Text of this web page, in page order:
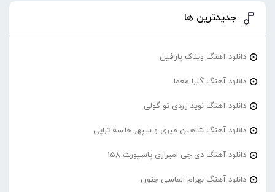
جدیدترین ها
دانلود آهنگ ویناک پارافین
دانلود آهنگ گیرا معما
دانلود آهنگ نوید زردی تو گولی
دانلود آهنگ شاهین میری و سپهر خلسه تراپی
دانلود آهنگ دی جی امیرازی پاسپورت 158
دانلود آهنگ بهرام الماسی جنون